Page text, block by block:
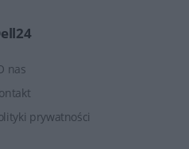
nas
prywatności